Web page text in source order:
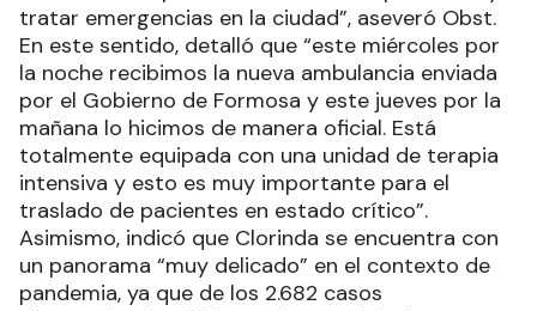
tratar emergencias en la ciudad”, aseveró Obst.
En este sentido, detalló que “este miércoles por
la noche recibimos la nueva ambulancia enviada
por el Gobierno de Formosa y este jueves por la
mañana lo hicimos de manera oficial. Está
totalmente equipada con una unidad de terapia
intensiva y esto es muy importante para el
traslado de pacientes en estado crítico”.
Asimismo, indicó que Clorinda se encuentra con
un panorama “muy delicado” en el contexto de
pandemia, ya que de los 2.682 casos